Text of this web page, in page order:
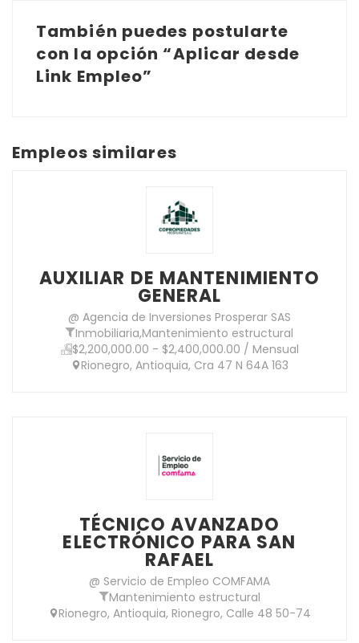
También puedes postularte
con la opción “Aplicar desde
Link Empleo”
Empleos similares
AUXILIAR DE MANTENIMIENTO
GENERAL
@ Agencia de Inversiones Prosperar SAS
Inmobiliaria,Mantenimiento estructural
$2,200,000.00 - $2,400,000.00 / Mensual
Rionegro, Antioquia, Cra 47 N 64A 163
TÉCNICO AVANZADO
ELECTRÓNICO PARA SAN
RAFAEL
@ Servicio de Empleo COMFAMA
Mantenimiento estructural
Rionegro, Antioquia, Rionegro, Calle 48 50-74